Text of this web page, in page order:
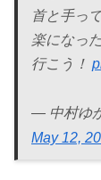
首と手っ
楽になっ
行こう！
— 中村ゆ
May 12,